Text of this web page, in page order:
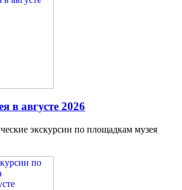
в августе 2026
экскурсии по площадкам музея